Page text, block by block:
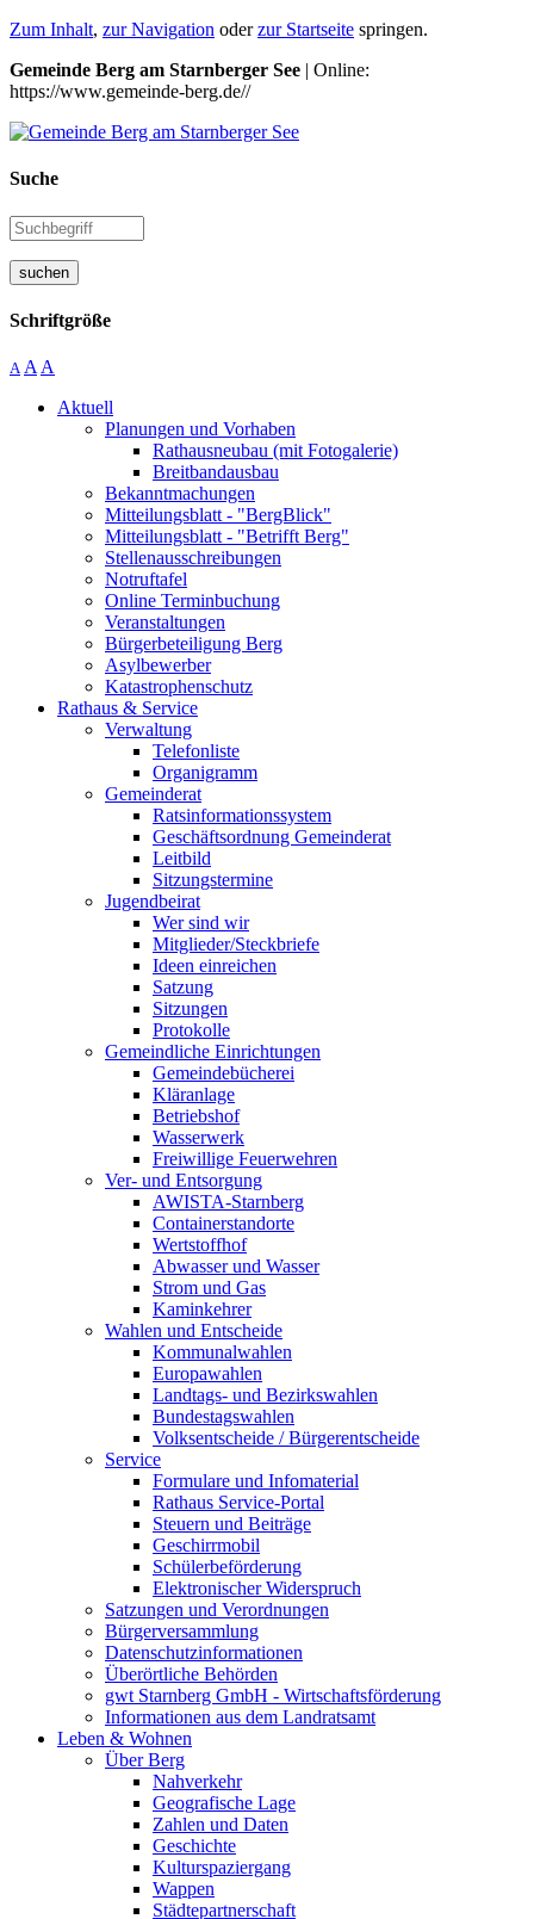
Zum Inhalt, zur Navigation oderzur Startseite springen.
Gemeinde Berg am Starnberger See | Online:
https://www.gemeinde-berg.de//
Suche
suchen
Schriftgröße
A A A
Aktuell
Planungen und Vorhaben
Rathausneubau (mit Fotogalerie)
Breitbandausbau
Bekanntmachungen
Mitteilungsblatt - "BergBlick"
Mitteilungsblatt - "Betrifft Berg"
Stellenausschreibungen
Notruftafel
Online Terminbuchung
Veranstaltungen
Bürgerbeteiligung Berg
Asylbewerber
Katastrophenschutz
Rathaus & Service
Verwaltung
Telefonliste
Organigramm
Gemeinderat
Ratsinformationssystem
Geschäftsordnung Gemeinderat
Leitbild
Sitzungstermine
Jugendbeirat
Wer sind wir
Mitglieder/Steckbriefe
Ideen einreichen
Satzung
Sitzungen
Protokolle
Gemeindliche Einrichtungen
Gemeindebücherei
Kläranlage
Betriebshof
Wasserwerk
Freiwillige Feuerwehren
Ver- und Entsorgung
AWISTA-Starnberg
Containerstandorte
Wertstoffhof
Abwasser und Wasser
Strom und Gas
Kaminkehrer
Wahlen und Entscheide
Kommunalwahlen
Europawahlen
Landtags- und Bezirkswahlen
Bundestagswahlen
Volksentscheide / Bürgerentscheide
Service
Formulare und Infomaterial
Rathaus Service-Portal
Steuern und Beiträge
Geschirrmobil
Schülerbeförderung
Elektronischer Widerspruch
Satzungen und Verordnungen
Bürgerversammlung
Datenschutzinformationen
Überörtliche Behörden
gwt Starnberg GmbH - Wirtschaftsförderung
Informationen aus dem Landratsamt
Leben & Wohnen
Über Berg
Nahverkehr
Geografische Lage
Zahlen und Daten
Geschichte
Kulturspaziergang
Wappen
Städtepartnerschaft